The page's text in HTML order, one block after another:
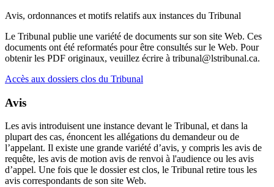
Avis, ordonnances et motifs relatifs aux instances du Tribunal
Le Tribunal publie une variété de documents sur son site Web. Ces
documents ont été reformatés pour être consultés sur le Web. Pour
obtenir les PDF originaux, veuillez écrire à tribunal@lstribunal.ca.
Accès aux dossiers clos du Tribunal
Avis
Les avis introduisent une instance devant le Tribunal, et dans la
plupart des cas, énoncent les allégations du demandeur ou de
l’appelant. Il existe une grande variété d’avis, y compris les avis de
requête, les avis de motion avis de renvoi à l'audience ou les avis
d’appel. Une fois que le dossier est clos, le Tribunal retire tous les
avis correspondants de son site Web.